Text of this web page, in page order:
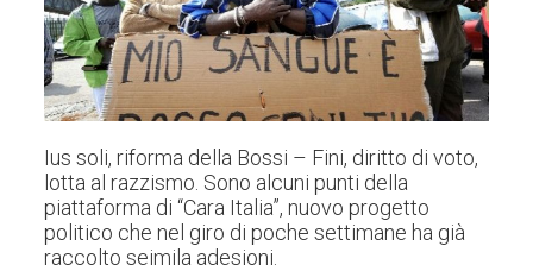
Ius soli, riforma della Bossi – Fini, diritto di voto,
lotta al razzismo. Sono alcuni punti della
piattaforma di “Cara Italia”, nuovo progetto
politico che nel giro di poche settimane ha già
raccolto seimila adesioni.